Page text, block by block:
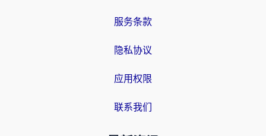
服务条款
隐私协议
应用权限
联系我们